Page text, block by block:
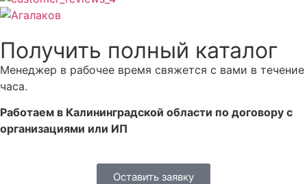
Получить полный каталог
Менеджер в рабочее время свяжется с вами в течение
часа.
Работаем в Калининградской области по договору с
организациями или ИП
Оставить заявку